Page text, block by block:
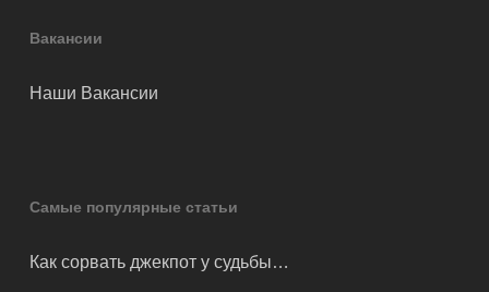
Вакансии
Наши Вакансии
Самые популярные статьи
Как сорвать джекпот у судьбы…